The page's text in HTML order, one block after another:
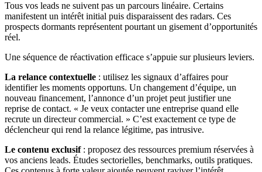
Tous vos leads ne suivent pas un parcours linéaire. Certains
manifestent un intérêt initial puis disparaissent des radars. Ces
prospects dormants représentent pourtant un gisement d’opportunités
réel.
Une séquence de réactivation efficace s’appuie sur plusieurs leviers.
La relance contextuelle : utilisez les signaux d’affaires pour
identifier les moments opportuns. Un changement d’équipe, un
nouveau financement, l’annonce d’un projet peut justifier une
reprise de contact. « Je veux contacter une entreprise quand elle
recrute un directeur commercial. » C’est exactement ce type de
déclencheur qui rend la relance légitime, pas intrusive.
Le contenu exclusif: proposez des ressources premium réservées à
vos anciens leads. Études sectorielles, benchmarks, outils pratiques.